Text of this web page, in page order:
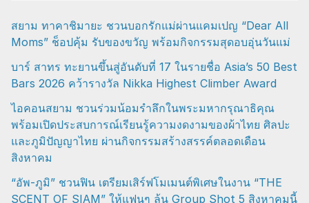
สยาม ทาคาชิมายะ ชวนบอกรักแม่ผ่านแคมเปญ “Dear All
Moms” ช็อปคุ้ม รับของขวัญ พร้อมกิจกรรมสุดอบอุ่นวันแม่
บาร์ สาทร ทะยานขึ้นสู่อันดับที่ 17 ในรายชื่อ Asia’s 50 Best
Bars 2026 คว้ารางวัล Nikka Highest Climber Award
ไอคอนสยาม ชวนร่วมน้อมรำลึกในพระมหากรุณาธิคุณ
พร้อมเปิดประสบการณ์เรียนรู้ความงดงามของผ้าไทย ศิลปะ
และภูมิปัญญาไทย ผ่านกิจกรรมสร้างสรรค์ตลอดเดือน
สิงหาคม
“อัพ-ภูมิ” ชวนฟิน เตรียมเสิร์ฟโมเมนต์พิเศษในงาน “THE
SCENT OF SIAM” ให้แฟนๆ ลุ้น Group Shot 5 สิงหาคมนี้